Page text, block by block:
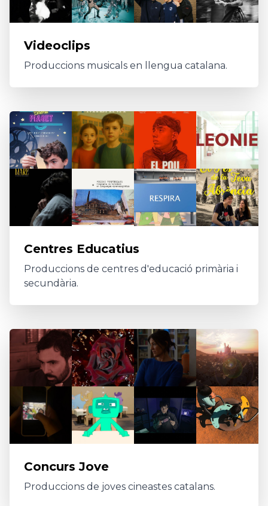
Videoclips
Produccions musicals en llengua catalana.
Centres Educatius
Produccions de centres d'educació primària i
secundària.
Concurs Jove
Produccions de joves cineastes catalans.